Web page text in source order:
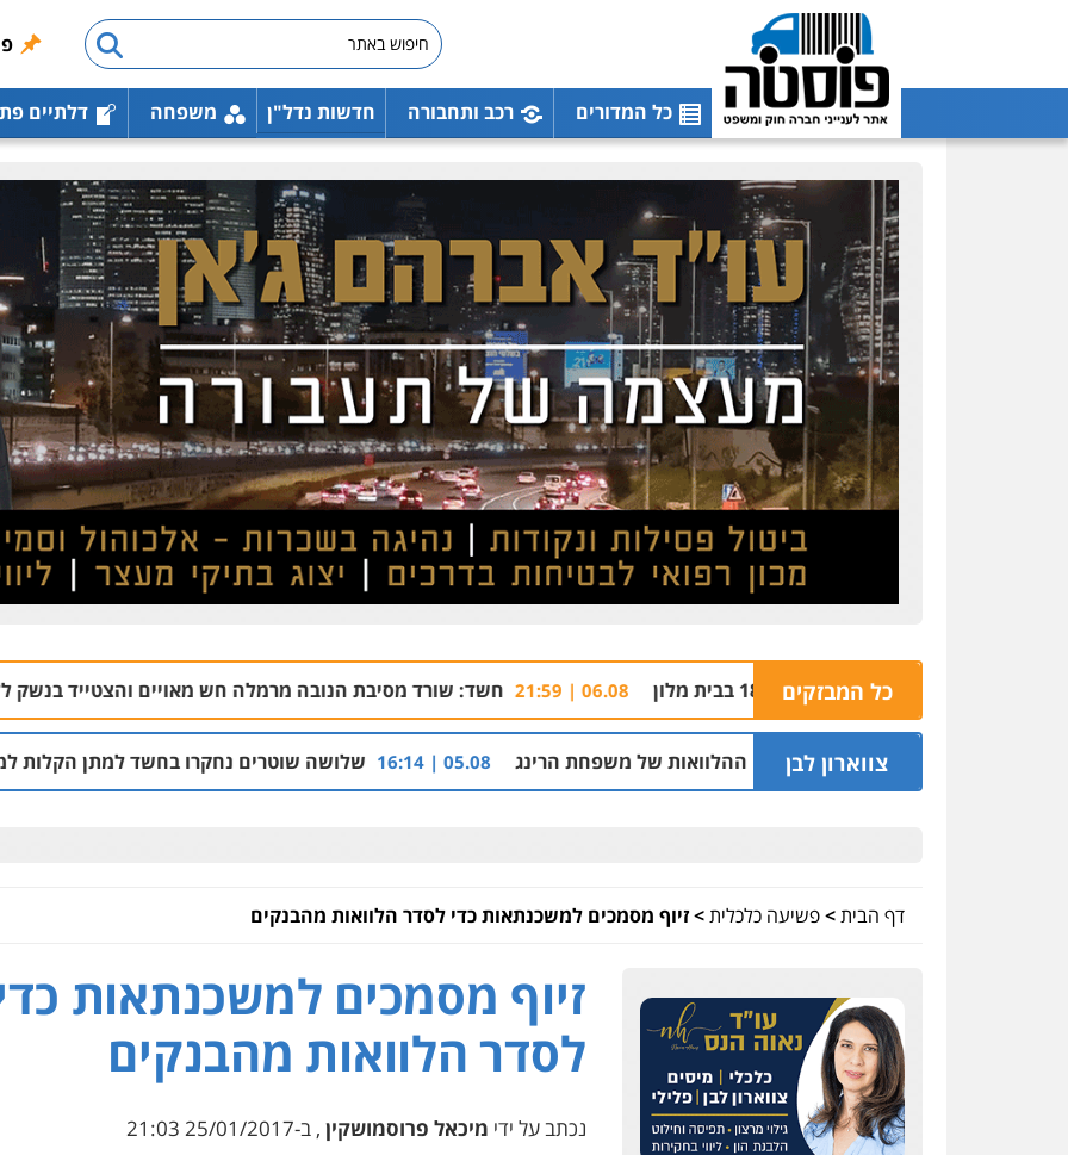
כל המדורים רכב ותחבורה חדשות נדל"ן משפחה דלתיים
כל המבזקים 06.08 | 21:59 חשד: שורד מסיבת הנובה מרמלה חש מאויים והצטייד בנשק ללא רישיון
צווארון לבן
בחיפה וסינדיקאט ההלוואות של משפחת הרינג 05.08 | 16:14 שלושה שוטרים נחקרו בחשד למתן הקלות למועדון
דף הבית>פשיעה כלכלית>זיוף מסמכים למשכנתאות כדי לסדר הלוואות מהבנקים
זיוף מסמכים למשכנתאות
לסדר הלוואות מהבנקים
נכתב על ידי מיכאל פרוסמושקין , ב-25/01/2017 21:03